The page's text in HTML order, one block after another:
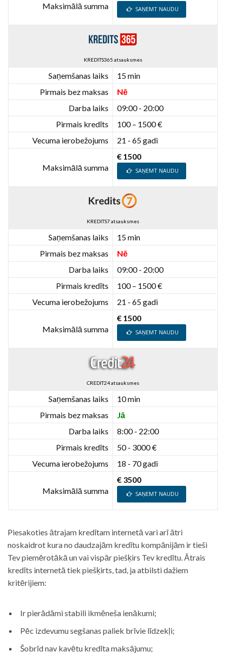
Maksimālā summa SAŅEMT NAUDU
KREDITS365 atsauksmes
Saņemšanas laiks
15 min
Pirmais bez maksas
Nē
Darba laiks
09:00 - 20:00
Pirmais kredīts
100 – 1500 €
Vecuma ierobežojums
21 - 65 gadi
Maksimālā summa
€ 1500
SAŅEMT NAUDU
KREDITS7 atsauksmes
Saņemšanas laiks
15 min
Pirmais bez maksas
Nē
Darba laiks
09:00 - 20:00
Pirmais kredīts
100 – 1500 €
Vecuma ierobežojums
21 - 65 gadi
Maksimālā summa
€ 1500
SAŅEMT NAUDU
CREDIT24 atsauksmes
Saņemšanas laiks
10 min
Pirmais bez maksas
Jā
Darba laiks
8:00 - 22:00
Pirmais kredīts
50 - 3000 €
Vecuma ierobežojums
18 - 70 gadi
Maksimālā summa
€ 3500
SAŅEMT NAUDU
Piesakoties ātrajam kredītam internetā vari arī ātri
noskaidrot kura no daudzajām kredītu kompānijām ir tieši
Tev piemērotākā un vai vispār piešķirs Tev kredītu. Ātrais
kredīts internetā tiek piešķirts, tad, ja atbilsti dažiem
kritērijiem:
Ir pierādāmi stabili ikmēneša ienākumi;
Pēc izdevumu segšanas paliek brīvie līdzekļi;
Šobrīd nav kavētu kredīta maksājumu;